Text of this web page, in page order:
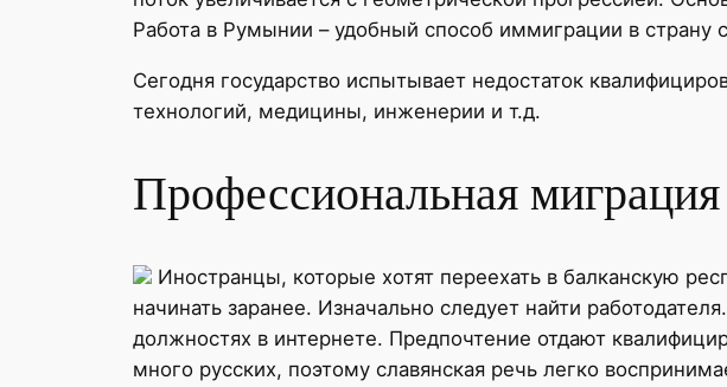
Работа в Румынии – удобный способ иммиграции в
Сегодня государство испытывает недостаток
технологий, медицины, инженерии и т.д.
Профессиональная миграция
Иностранцы, которые хотят переехать в балканскую
начинать заранее. Изначально следует найти
должностях в интернете. Предпочтение отдают
много русских, поэтому славянская речь легко